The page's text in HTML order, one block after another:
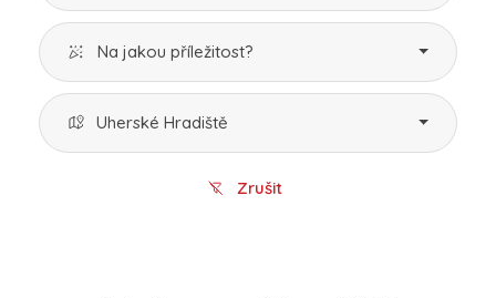
Na jakou příležitost?
Uherské Hradiště
Zrušit